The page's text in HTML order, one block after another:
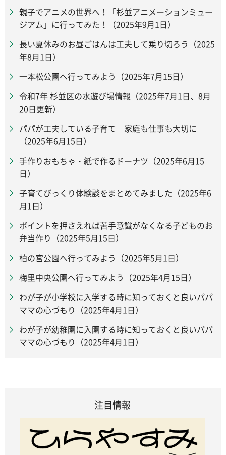
親子でアニメの世界へ！「杉並アニメーションミュー
ジアム」に行ってみた！（2025年9月1日）
長い夏休みのお昼ごはんは工夫して乗り切ろう（2025
年8月1日）
一本松公園へ行ってみよう（2025年7月15日）
令和7年 杉並区の水遊び場情報（2025年7月1日、8月
20日更新）
パパが工夫している子育て 家庭も仕事も大切に
（2025年6月15日）
手作りおもちゃ・紙で作るドーナツ（2025年6月15
日）
子育てびっくり体験談をまとめてみました（2025年6
月1日）
ポイントを押さえれば苦手意識がなくなる子どものお
弁当作り（2025年5月15日）
柏の宮公園へ行ってみよう（2025年5月1日）
梅里中央公園へ行ってみよう（2025年4月15日）
わが子が小学校に入学する時に知っておくと良いパパ
ママの心づもり（2025年4月1日）
わが子が幼稚園に入園する時に知っておくと良いパパ
ママの心づもり（2025年4月1日）
注目情報